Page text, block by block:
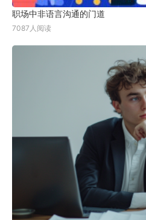
职场中非语言沟通的门道
7087人阅读